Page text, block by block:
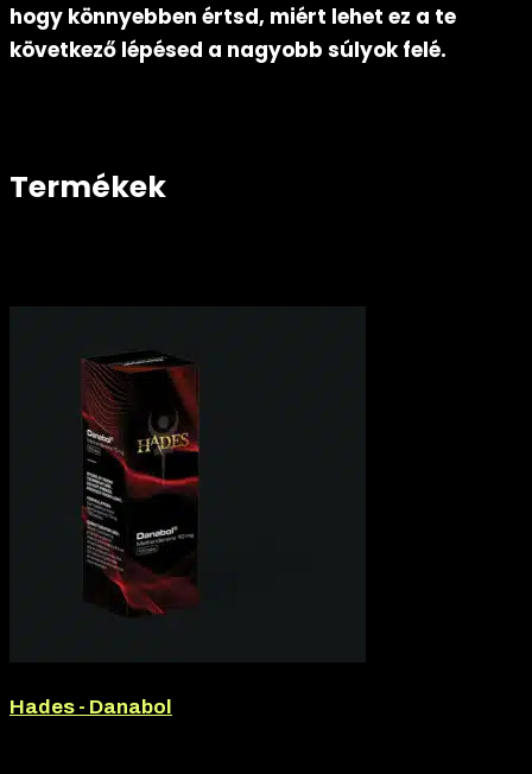
hogy könnyebben értsd, miért lehet ez a te
következő lépésed a nagyobb súlyok felé.
Termékek
Hades - Danabol